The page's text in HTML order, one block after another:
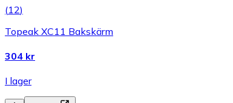
(12)
Topeak XC11 Bakskärm
304 kr
I lager